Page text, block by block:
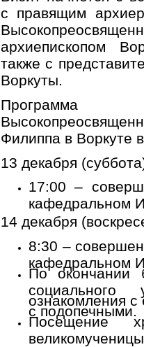
с правящим
архиепископом
также с
Воркуты.
Филиппа в Воркуте
13 декабря
17:00 –
кафедральном
14 декабря
8:30 –
кафедральном
По окончании
социального
ознакомления с
с подопечными.
Посещение